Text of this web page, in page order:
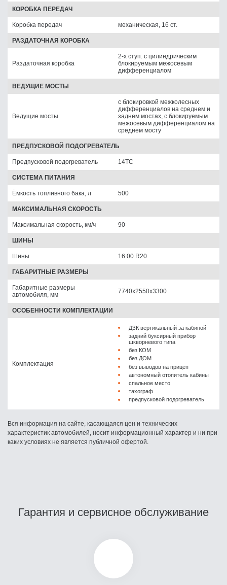
КОРОБКА ПЕРЕДАЧ
Коробка передач механическая, 16 ст.
РАЗДАТОЧНАЯ КОРОБКА
Раздаточная коробка
2-х ступ. с цилиндрическим
блокируемым межосевым
дифференциалом
ВЕДУЩИЕ МОСТЫ
Ведущие мосты
с блокировкой межколесных
дифференциалов на среднем и
заднем мостах, с блокируемым
межосевым дифференциалом на
среднем мосту
ПРЕДПУСКОВОЙ ПОДОГРЕВАТЕЛЬ
Предпусковой подогреватель 14ТС
СИСТЕМА ПИТАНИЯ
Ёмкость топливного бака, л 500
МАКСИМАЛЬНАЯ СКОРОСТЬ
Максимальная скорость, км/ч 90
ШИНЫ
Шины 16.00 R20
ГАБАРИТНЫЕ РАЗМЕРЫ
Габаритные размеры
автомобиля, мм
7740х2550х3300
ОСОБЕННОСТИ КОМПЛЕКТАЦИИ
Комплектация
ДЗК вертикальный за кабиной
задний буксирный прибор
шкворневого типа
без КОМ
без ДОМ
без выводов на прицеп
автономный отопитель кабины
спальное место
тахограф
предпусковой подогреватель
Вся информация на сайте, касающаяся цен и технических
характеристик автомобилей, носит информационный характер и ни при
каких условиях не является публичной офертой.
Гарантия и сервисное обслуживание